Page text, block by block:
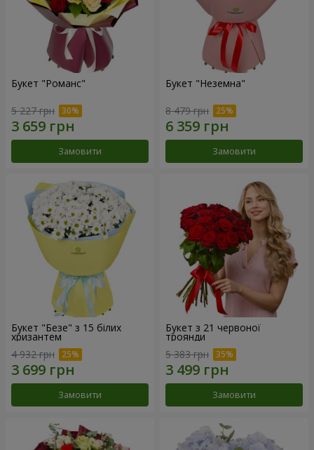
Букет "Романс"
5 227 грн
Замовити
Букет "Неземна"
8 479 грн
Замовити
Букет "Безе" з 15 білих
хризантем
4 932 грн
Замовити
Букет з 21 червоної
троянди
5 383 грн
Замовити